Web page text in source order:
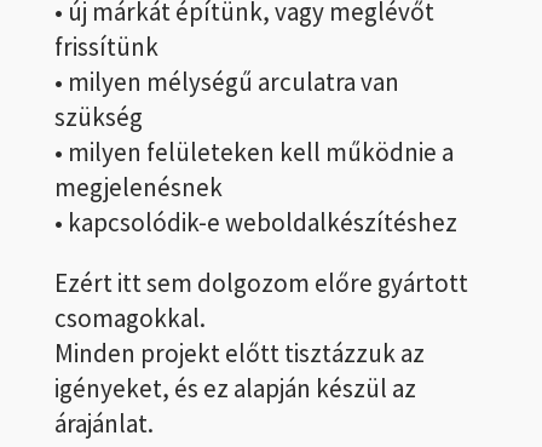
• új márkát építünk, vagy meglévőt
frissítünk
• milyen mélységű arculatra van
szükség
• milyen felületeken kell működnie a
megjelenésnek
• kapcsolódik-e weboldalkészítéshez
Ezért itt sem dolgozom előre gyártott
csomagokkal.
Minden projekt előtt tisztázzuk az
igényeket, és ez alapján készül az
árajánlat.